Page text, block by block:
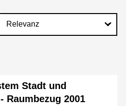
Stadt und
Raumbezug 2001